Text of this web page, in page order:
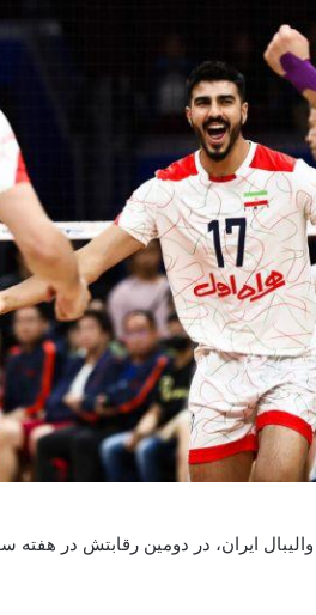
والیبال ایران، در دومین رقابتش در هفته